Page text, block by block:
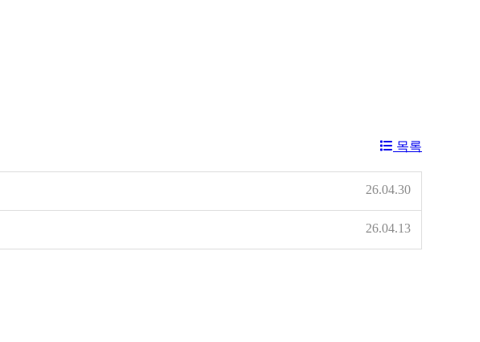
목록
26.04.30
26.04.13